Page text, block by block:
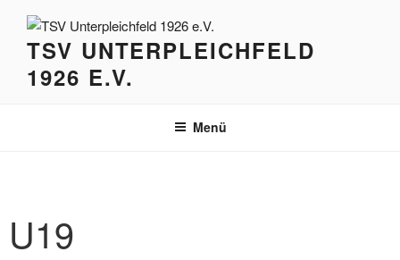
Inhalt
springenTSV UNTERPLEICHFELD
1926 E.V.
Menü
U19